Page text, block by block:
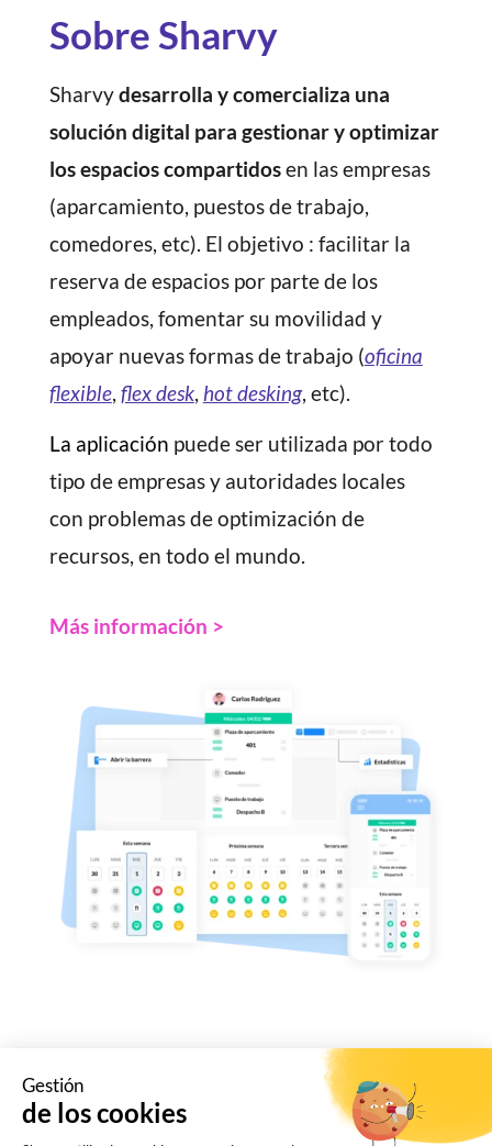
Gestión
de los cookies
Sobre Sharvy
Sharvydesarrolla y comercializa una
solución digital para gestionar y optimizar
los espacios compartidosen las empresas
(aparcamiento, puestos de trabajo,
comedores, etc). El objetivo : facilitar la
reserva de espacios por parte de los
empleados, fomentar su movilidad y
apoyar nuevas formas de trabajo (oficina
flexible, flex desk, hot desking, etc).
La aplicación puede ser utilizada por todo
tipo de empresas y autoridades locales
con problemas de optimización de
recursos, en todo el mundo.
Más información >